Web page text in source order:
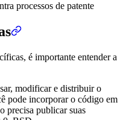
processos de patente
é importante entender a
modificar e distribuir o
pode incorporar o código em
precisa publicar suas